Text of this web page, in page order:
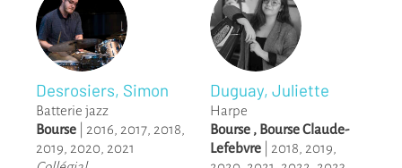
Desrosiers, Simon
Batterie jazz
Bourse
2016 2017 2018
2019 2020 2021
Duguay, Juliette
Harpe
Bourse , Bourse Claude-
Lefebvre
2018 2019